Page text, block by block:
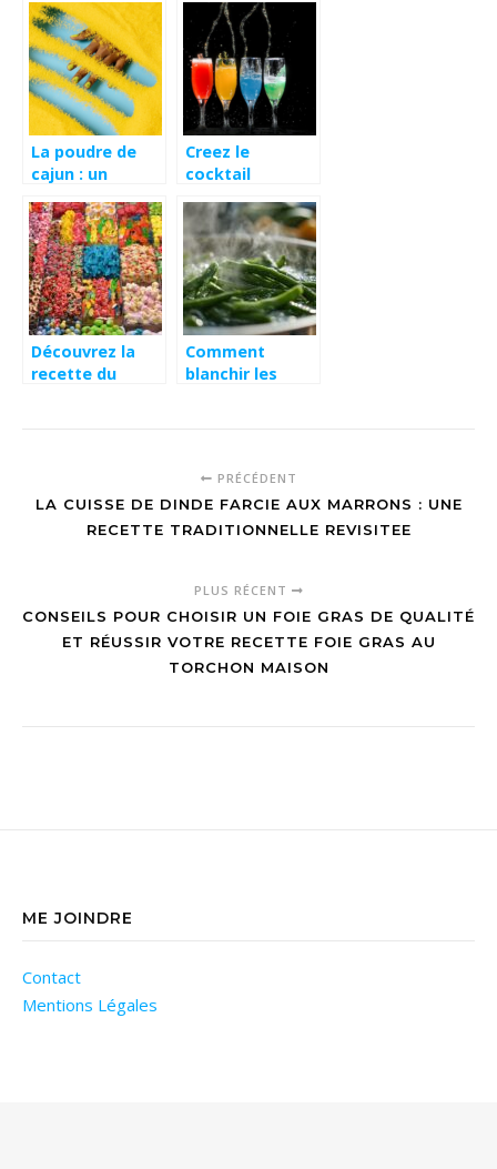
avantages
friteuses Seb.
La poudre de
cajun : un
d’artifice de
saveurs dans
votre cuisine
Creez le
cocktail
votre bar : une
boisson
emblematique
pour se
demarquer
Découvrez la
recette du
Comment
blanchir les
le timing parfait
PRÉCÉDENT
LA CUISSE DE DINDE FARCIE AUX MARRONS : UNE
RECETTE TRADITIONNELLE REVISITEE
PLUS RÉCENT
CONSEILS POUR CHOISIR UN FOIE GRAS DE QUALITÉ
ET RÉUSSIR VOTRE RECETTE FOIE GRAS AU
TORCHON MAISON
ME JOINDRE
Contact
Mentions Légales